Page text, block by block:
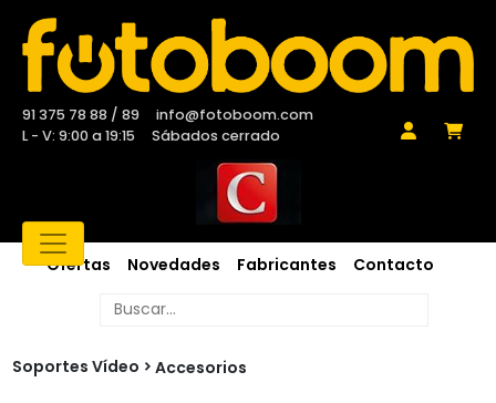
91 375 78 88 / 89
info@fotoboom.com
L - V: 9:00 a 19:15
Sábados cerrado
Ofertas Novedades Fabricantes Contacto
Soportes Vídeo Accesorios